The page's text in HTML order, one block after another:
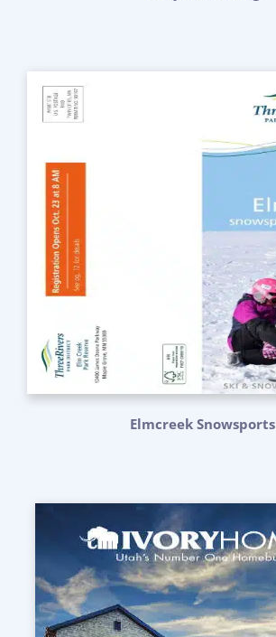
Elmcreek Snowsports